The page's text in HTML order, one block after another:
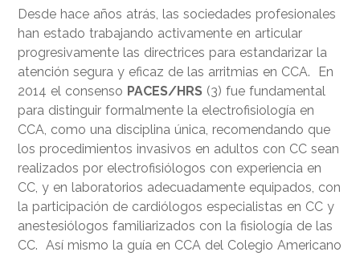
Desde hace años atrás, las sociedades profesionales
han estado trabajando activamente en articular
progresivamente las directrices para estandarizar la
atención segura y eficaz de las arritmias en CCA. En
2014 el consenso PACES/HRS (3) fue fundamental
para distinguir formalmente la electrofisiología en
CCA, como una disciplina única, recomendando que
los procedimientos invasivos en adultos con CC sean
realizados por electrofisiólogos con experiencia en
CC, y en laboratorios adecuadamente equipados, con
la participación de cardiólogos especialistas en CC y
anestesiólogos familiarizados con la fisiología de las
CC. Así mismo la guía en CCA del Colegio Americano